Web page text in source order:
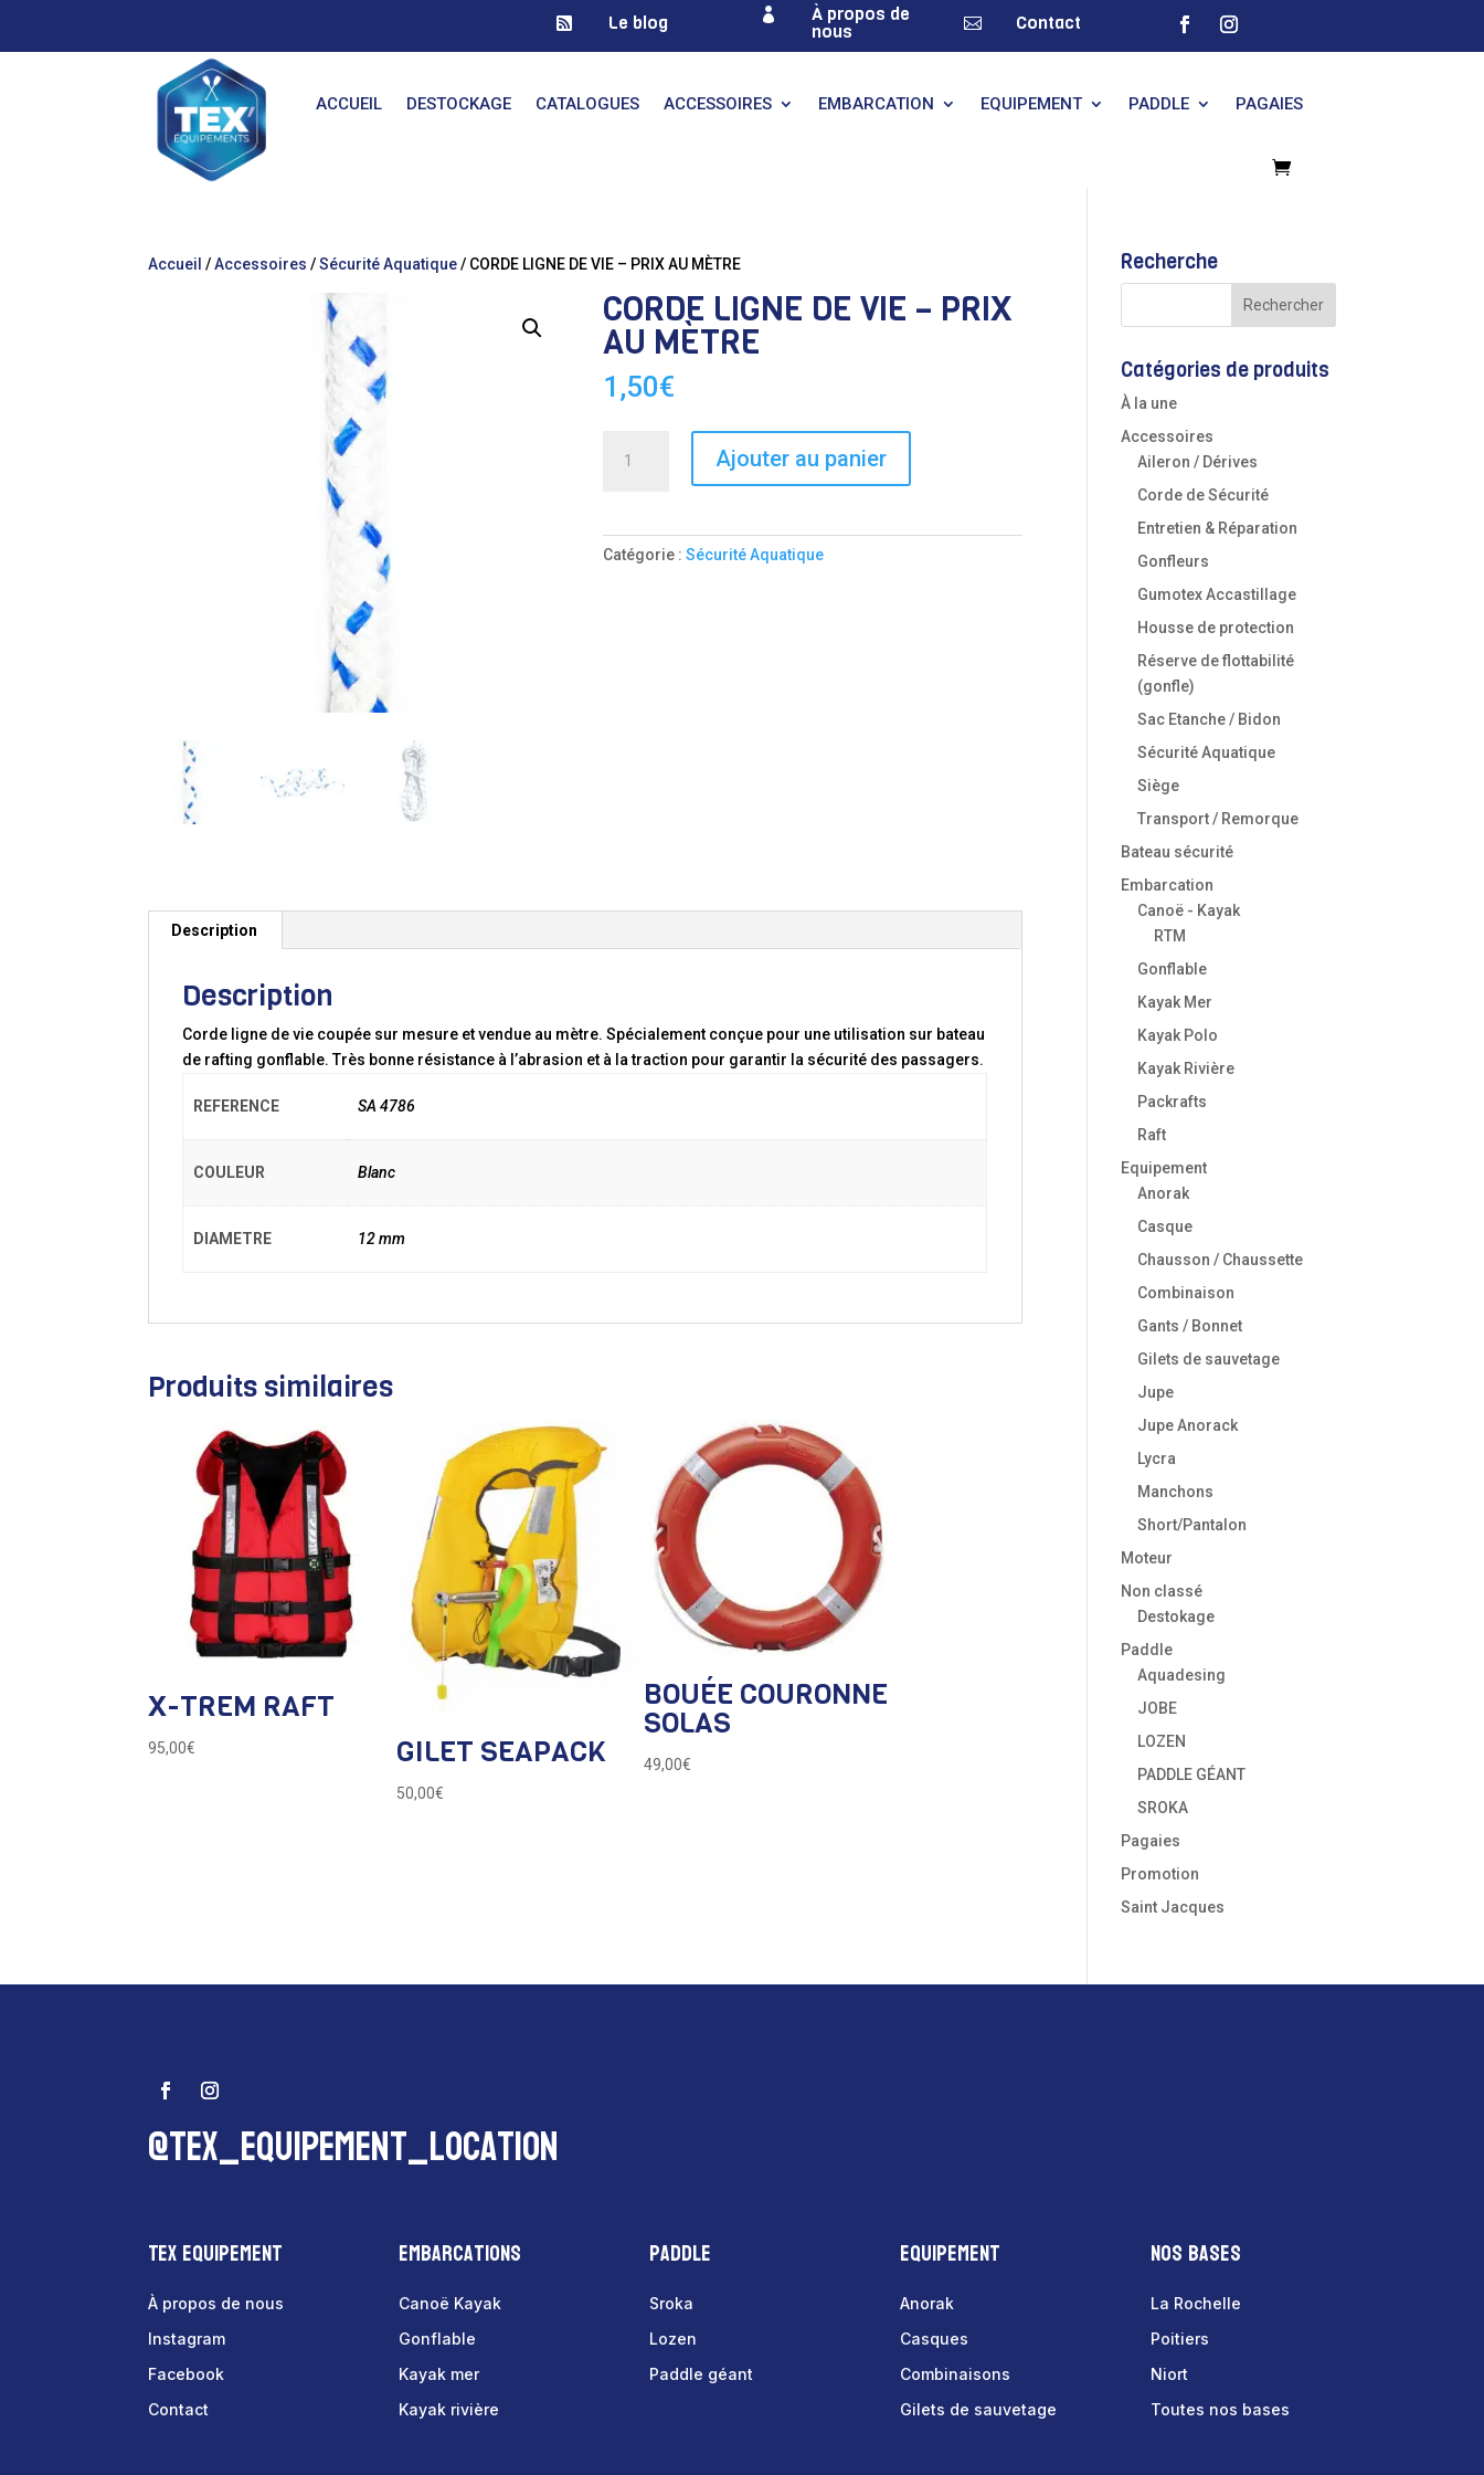
 Le blog  À propos de
nous  Contact
ACCUEIL DESTOCKAGE CATALOGUES ACCESSOIRES EMBARCATION EQUIPEMENT PADDLE PAGAIES
Accueil /Accessoires /Sécurité Aquatique/ CORDE LIGNE DE VIE – PRIX AU MÈTRE
CORDE LIGNE DE VIE – PRIX
AU MÈTRE
1,50€
Ajouter au panier
Catégorie :Sécurité Aquatique
Description
Description
Corde ligne de vie coupée sur mesure et vendue au mètre. Spécialement conçue pour une utilisation sur bateau
de rafting gonflable. Très bonne résistance à l’abrasion et à la traction pour garantir la sécurité des passagers.
REFERENCE SA 4786
COULEUR Blanc
DIAMETRE 12 mm
Produits similaires
X-TREM RAFT
95,00€ GILET SEAPACK
50,00€
BOUÉE COURONNE
SOLAS
49,00€
Recherche
Catégories de produits
À la une
Accessoires
Aileron / Dérives
Corde de Sécurité
Entretien & Réparation
Gonfleurs
Gumotex Accastillage
Housse de protection
Réserve de flottabilité
(gonfle)
Sac Etanche / Bidon
Sécurité Aquatique
Siège
Transport / Remorque
Bateau sécurité
Embarcation
Canoë - Kayak
RTM
Gonflable
Kayak Mer
Kayak Polo
Kayak Rivière
Packrafts
Raft
Equipement
Anorak
Casque
Chausson / Chaussette
Combinaison
Gants / Bonnet
Gilets de sauvetage
Jupe
Jupe Anorack
Lycra
Manchons
Short/Pantalon
Moteur
Non classé
Destokage
Paddle
Aquadesing
JOBE
LOZEN
PADDLE GÉANT
SROKA
Pagaies
Promotion
Saint Jacques
@tex_equipement_location
Tex Equipement
À propos de nous
Instagram
Facebook
Contact
Embarcations
Canoë Kayak
Gonflable
Kayak mer
Kayak rivière
Paddle
Sroka
Lozen
Paddle géant
Equipement
Anorak
Casques
Combinaisons
Gilets de sauvetage
Nos bases
La Rochelle
Poitiers
Niort
Toutes nos bases